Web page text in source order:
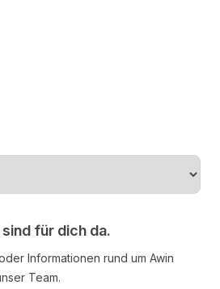
für dich da.
Informationen rund um Awin
Team.